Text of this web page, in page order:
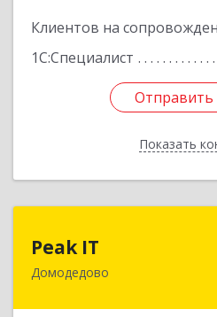
Клиентов на
1С:Специалист
Отправить
Показать
Отправить
Назад
Peak IT
Домодедово142073,